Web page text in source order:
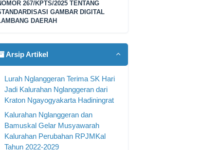
267/KPTS/2025 TENTANG
GAMBAR DIGITAL
DAERAH
Arsip Artikel
Lurah Nglanggeran Terima SK Hari
Jadi Kalurahan Nglanggeran dari
Kraton Ngayogyakarta Hadiningrat
Kalurahan Nglanggeran dan
Bamuskal Gelar Musyawarah
Kalurahan Perubahan RPJMKal
Tahun 2022-2029